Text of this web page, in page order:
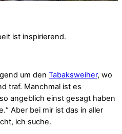
ist inspirierend.
um den Tabaksweiher, wo
traf. Manchmal ist es
angeblich einst gesagt haben
Aber bei mir ist das in aller
ich suche.